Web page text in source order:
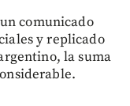
comunicado
y replicado
la suma